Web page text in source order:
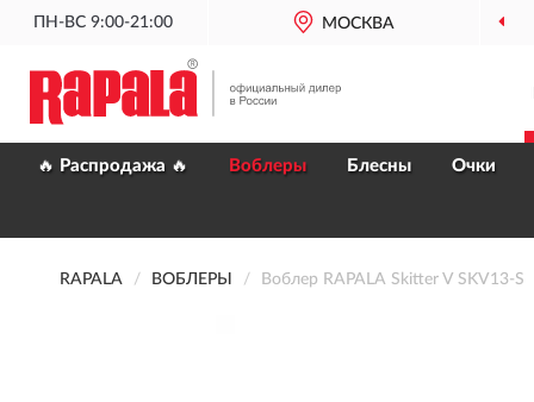
ПН-ВС 9:00-21:00 МОСКВА
🔥 Распродажа 🔥 Воблеры Блесны Очки
RAPALA ВОБЛЕРЫ Воблер RAPALA Skitter V SKV13-S